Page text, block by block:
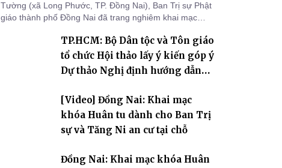
Tường (xã Long Phước, TP. Đồng Nai), Ban Trị sự Phật
giáo thành phố Đồng Nai đã trang nghiêm khai mạc
2570 dành cho chư Tăng hành giả an cư tại chỗ khu vực
VII, VIII và trường hạ chùa Quốc Ân Khải Tường.
TP.HCM: Bộ Dân tộc và Tôn giáo
tổ chức Hội thảo lấy ý kiến góp ý
Dự thảo Nghị định hướng dẫn
giáo
[Video] Đồng Nai: Khai mạc
khóa Huân tu dành cho Ban Trị
sự và Tăng Ni an cư tại chỗ
Đồng Nai: Khai mạc khóa Huân